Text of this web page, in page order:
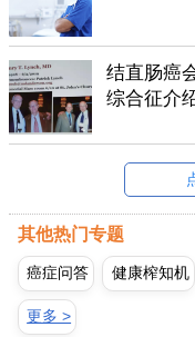
结直肠癌
综合征介
其他热门专题
癌症问答 健康榨知机
更多 >